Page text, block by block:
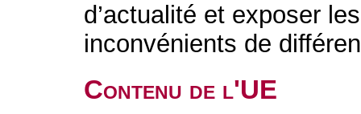
d’actualité et exposer
inconvénients de
Contenu de l'UE